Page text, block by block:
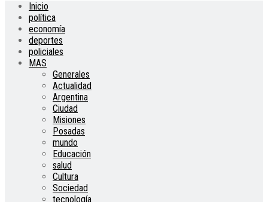
Inicio
política
economía
deportes
policiales
MAS
Generales
Actualidad
Argentina
Ciudad
Misiones
Posadas
mundo
Educación
salud
Cultura
Sociedad
tecnología